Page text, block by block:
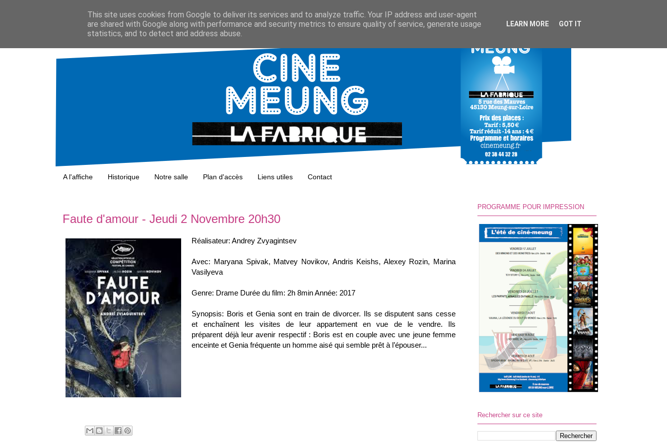
A l'affiche Historique Notre salle Plan d'accès Liens utiles Contact
Faute d'amour - Jeudi 2 Novembre 20h30
Réalisateur: Andrey Zvyagintsev
Avec: Maryana Spivak, Matvey Novikov, Andris Keishs, Alexey Rozin, Marina
Vasilyeva
Genre: Drame Durée du film: 2h 8min Année: 2017
Synopsis: Boris et Genia sont en train de divorcer. Ils se disputent sans cesse
et enchaînent les visites de leur appartement en vue de le vendre. Ils
préparent déjà leur avenir respectif : Boris est en couple avec une jeune femme
enceinteet Genia fréquente un homme aisé qui semble prêt à l’épouser...
PROGRAMME POUR IMPRESSION
Rechercher sur ce site
This site uses cookies from Google to deliver its services and to analyze traffic. Your IP address and user-agent
are shared with Google along with performance and security metrics to ensure quality of service, generate usage
statistics, and to detect and address abuse.
LEARN MORE GOT IT